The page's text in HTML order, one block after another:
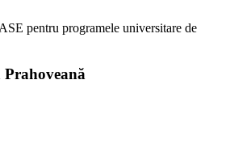
pentru programele universitare de